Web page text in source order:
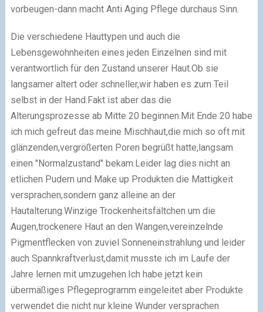
vorbeugen-dann macht Anti Aging Pflege durchaus Sinn.
Die verschiedene Hauttypen und auch die
Lebensgewohnheiten eines jeden Einzelnen sind mit
verantwortlich für den Zustand unserer Haut.Ob sie
langsamer altert oder schneller,wir haben es zum Teil
selbst in der Hand.Fakt ist aber das die
Alterungsprozesse ab Mitte 20 beginnen.Mit Ende 20 habe
ich mich gefreut das meine Mischhaut,die mich so oft mit
glänzenden,vergrößerten Poren begrüßt hatte,langsam
einen "Normalzustand" bekam.Leider lag dies nicht an
etlichen Pudern und Make up Produkten die Mattigkeit
versprachen,sondern ganz alleine an der
Hautalterung.Winzige Trockenheitsfältchen um die
Augen,trockenere Haut an den Wangen,vereinzelnde
Pigmentflecken von zuviel Sonneneinstrahlung und leider
auch Spannkraftverlust,damit musste ich im Laufe der
Jahre lernen mit umzugehen.Ich habe jetzt kein
übermäßiges Pflegeprogramm eingeleitet aber Produkte
verwendet die nicht nur kleine Wunder versprachen